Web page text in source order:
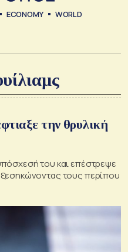
ECONOMY WORLD
την θρυλική
του και επέστρεψε
τους περίπου